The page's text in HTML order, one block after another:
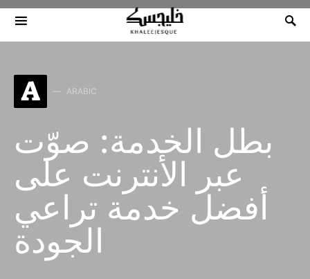
Search for:
A ARABIC
بطل الخدمة: صوّت
عبر الأنترنت على
أفضل خدمة تراعي
الجودة